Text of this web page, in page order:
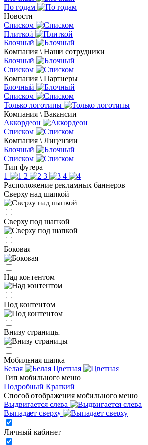
По годам
Новости
Списком
Плиткой
Блочный
Компания \ Наши сотрудники
Блочный
Списком
Компания \ Партнеры
Блочный
Списком
Только логотипы
Компания \ Вакансии
Аккордеон
Списком
Компания \ Лицензии
Блочный
Списком
Тип футера
1
2 3
4
Расположение рекламных баннеров
Сверху над шапкой
Сверху под шапкой
Боковая
Над контентом
Под контентом
Внизу страницы
Мобильная шапка
Белая
Цветная
Тип мобильного меню
Подробный Краткий
Способ отображения мобильного меню
Выдвигается слева
Выпадает сверху
Личный кабинет